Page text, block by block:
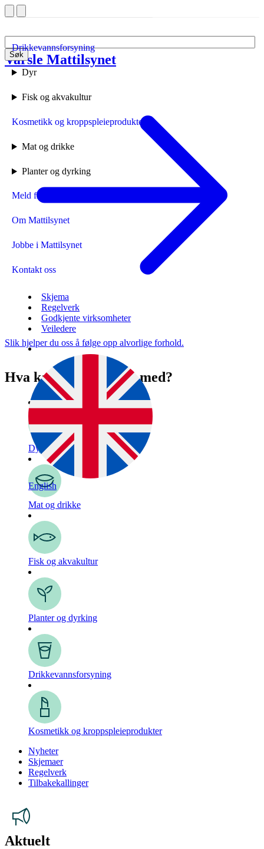
Søk
Drikkevannsforsyning
Dyr
Fisk og akvakultur
Kosmetikk og kroppspleieprodukter
Mat og drikke
Planter og dyrking
Meld fra til Mattilsynet
Om Mattilsynet
Jobbe i Mattilsynet
Kontakt oss
Skjema
Regelverk
Godkjente virksomheter
Veiledere
English
Forside
Varsle Mattilsynet
Slik hjelper du oss å følge opp alvorlige forhold.
Hva kan vi hjelpe deg med?
Dyr
Mat og drikke
Fisk og akvakultur
Planter og dyrking
Drikkevanns­forsyning
Kosmetikk og kroppspleie­produkter
Nyheter
Skjemaer
Regelverk
Tilbakekallinger
Aktuelt